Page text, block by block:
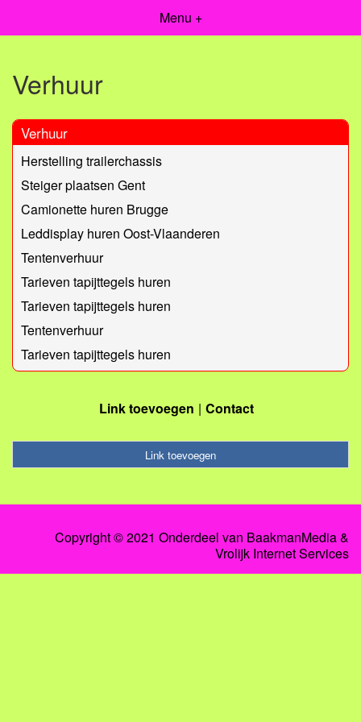
Menu +
Verhuur
Verhuur
Herstelling trailerchassis
Steiger plaatsen Gent
Camionette huren Brugge
Leddisplay huren Oost-Vlaanderen
Tentenverhuur
Tarieven tapijttegels huren
Tarieven tapijttegels huren
Tentenverhuur
Tarieven tapijttegels huren
Link toevoegen Contact
Link toevoegen
Copyright © 2021 Onderdeel van BaakmanMedia&
Vrolijk Internet Services